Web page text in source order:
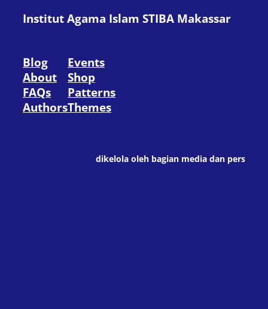
Institut Agama Islam STIBA Makassar
Blog
About
FAQs
Authors
Events
Shop
Patterns
Themes
dikelola oleh bagian media dan pers